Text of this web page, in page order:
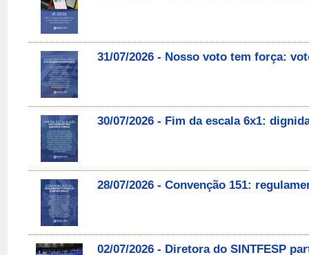
31/07/2026 - Nosso voto tem força:
30/07/2026 - Fim da escala 6x1:
28/07/2026 - Convenção 151:
02/07/2026 - Diretora do SINTFESP